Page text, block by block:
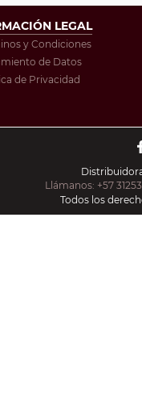
LEGAL
y Condiciones
de Datos
de Privacidad
Llámanos: +57
Todos los